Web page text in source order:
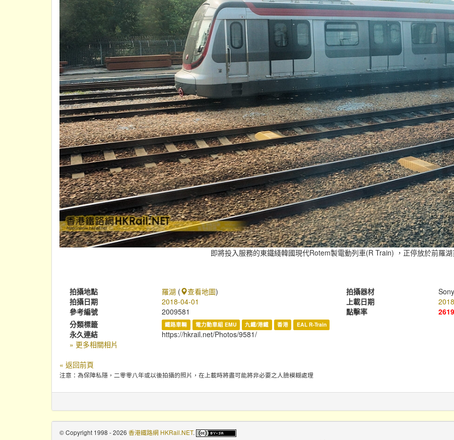
即將投入服務的東鐵綫韓國現代Rotem製電動列車(R Train) ，正停放於前羅
拍攝地點 羅湖 ( 查看地圖) 拍攝器材
拍攝日期
2018-04-01 上載日期
參考編號
2009581 點擊率
2619
分類標籤
鐵路車輛 電力動車組 EMU 九鐵/港鐵 香港 EAL R-Train
永久連結
https://hkrail.net/Photos/9581/
» 更多相關相片
« 返回前頁
注意：為保障私隱，二零零八年或以後拍攝的照片，在上載時將盡可能將非必要之人臉模糊處理
© Copyright 1998 - 2026 香港鐵路網 HKRail.NET.